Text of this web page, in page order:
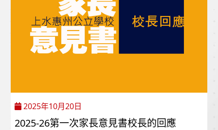
2025年10月20日
2025-26第一次家長意見書校長的回應